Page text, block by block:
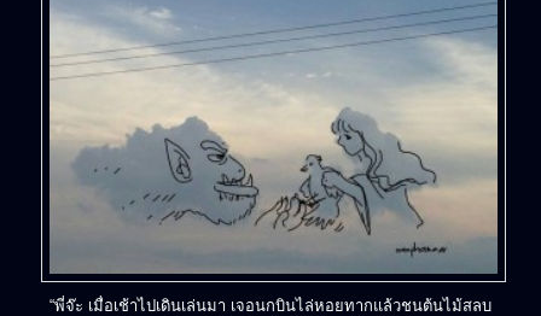
“พี่จ๊ะ เมื่อเช้าไปเดินเล่นมา เจอนกบินไล่หอยทากแล้วชนต้นไม้สลบ